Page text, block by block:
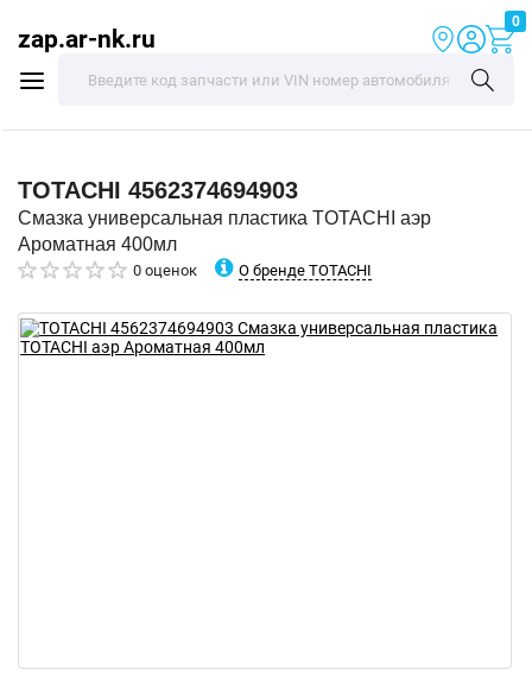
zap.ar-nk.ru
0
TOTACHI 4562374694903
Смазка универсальная пластика TOTACHI аэр
Ароматная 400мл
0 оценок О бренде TOTACHI